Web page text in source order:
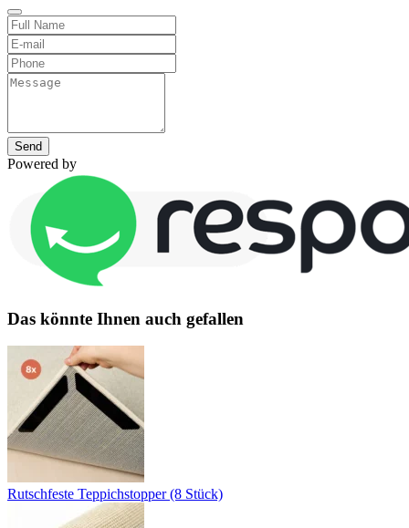
Send
Powered by
Das könnte Ihnen auch gefallen
Rutschfeste Teppichstopper (8 Stück)